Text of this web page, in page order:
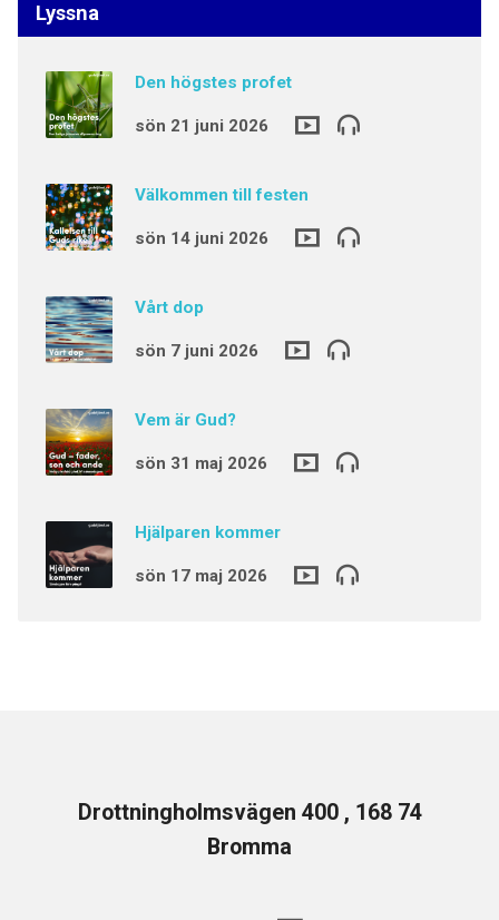
Lyssna
Den högstes profet
sön 21 juni 2026
Välkommen till festen
sön 14 juni 2026
Vårt dop
sön 7 juni 2026
Vem är Gud?
sön 31 maj 2026
Hjälparen kommer
sön 17 maj 2026
Drottningholmsvägen 400 , 168 74
Bromma